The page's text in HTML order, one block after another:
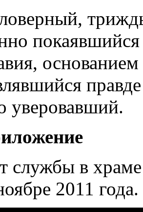
уверовавший.
службы в
2011 года.